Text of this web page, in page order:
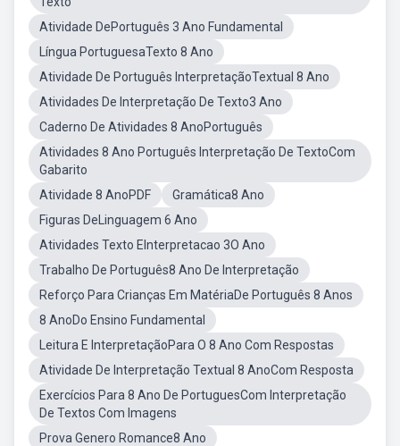
Atividade DePortuguês 3 Ano Fundamental
Língua PortuguesaTexto 8 Ano
Atividade De Português InterpretaçãoTextual 8 Ano
Atividades De Interpretação De Texto3 Ano
Caderno De Atividades 8 AnoPortuguês
Atividades 8 Ano Português Interpretação De TextoCom
Gabarito
Atividade 8 AnoPDF
Gramática8 Ano
Figuras DeLinguagem 6 Ano
Atividades Texto EInterpretacao 3O Ano
Trabalho De Português8 Ano De Interpretação
Reforço Para Crianças Em MatériaDe Português 8 Anos
8 AnoDo Ensino Fundamental
Leitura E InterpretaçãoPara O 8 Ano Com Respostas
Atividade De Interpretação Textual 8 AnoCom Resposta
Exercícios Para 8 Ano De PortuguesCom Interpretação
De Textos Com Imagens
Prova Genero Romance8 Ano